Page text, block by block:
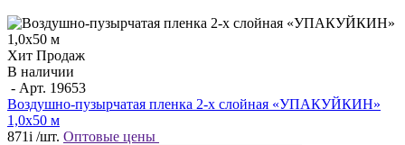
Хит Продаж
В наличии
- Арт. 19653
Воздушно-пузырчатая пленка 2-х слойная «УПАКУЙКИН»
1,0х50 м
871i /шт. Оптовые цены